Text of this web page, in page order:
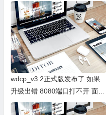
wdcp_v3.2正式版发布了 如果
升级出错 8080端口打不开 面板
打不开 请按照这个办法升级